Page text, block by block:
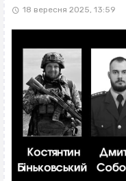
18 вересня 2025, 13:59